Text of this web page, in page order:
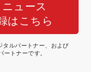
ュース
はこちら
タルパートナー、および
ートナーです。